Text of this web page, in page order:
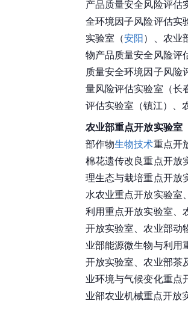
产品质量安全风险评估
全环境因子风险评估实
实验室（安阳）、农业
物产品质量安全风险评
质量安全环境因子风险
量风险评估实验室（长
评估实验室（镇江）、
农业部重点开放实验室
部作物生物技术重点开
棉花遗传改良重点开放
理生态与栽培重点开放
水农业重点开放实验室
利用重点开放实验室、
开放实验室、农业部动
业部能源微生物与利用
开放实验室、农业部茶
业环境与气候变化重点
业部农业机械重点开放